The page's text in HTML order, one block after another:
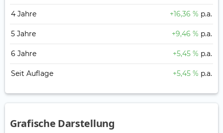
4 Jahre +16,36 % p.a.
5 Jahre +9,46 % p.a.
6 Jahre +5,45 % p.a.
Seit Auflage +5,45 % p.a.
Grafische Darstellung